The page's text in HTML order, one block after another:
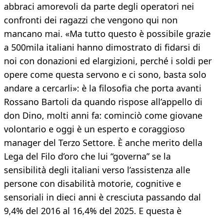
abbraci amorevoli da parte degli operatori nei
confronti dei ragazzi che vengono qui non
mancano mai. «Ma tutto questo è possibile grazie
a 500mila italiani hanno dimostrato di fidarsi di
noi con donazioni ed elargizioni, perché i soldi per
opere come questa servono e ci sono, basta solo
andare a cercarli»: è la filosofia che porta avanti
Rossano Bartoli da quando rispose all’appello di
don Dino, molti anni fa: cominciò come giovane
volontario e oggi è un esperto e coraggioso
manager del Terzo Settore. È anche merito della
Lega del Filo d’oro che lui “governa” se la
sensibilità degli italiani verso l’assistenza alle
persone con disabilità motorie, cognitive e
sensoriali in dieci anni è cresciuta passando dal
9,4% del 2016 al 16,4% del 2025. E questa è